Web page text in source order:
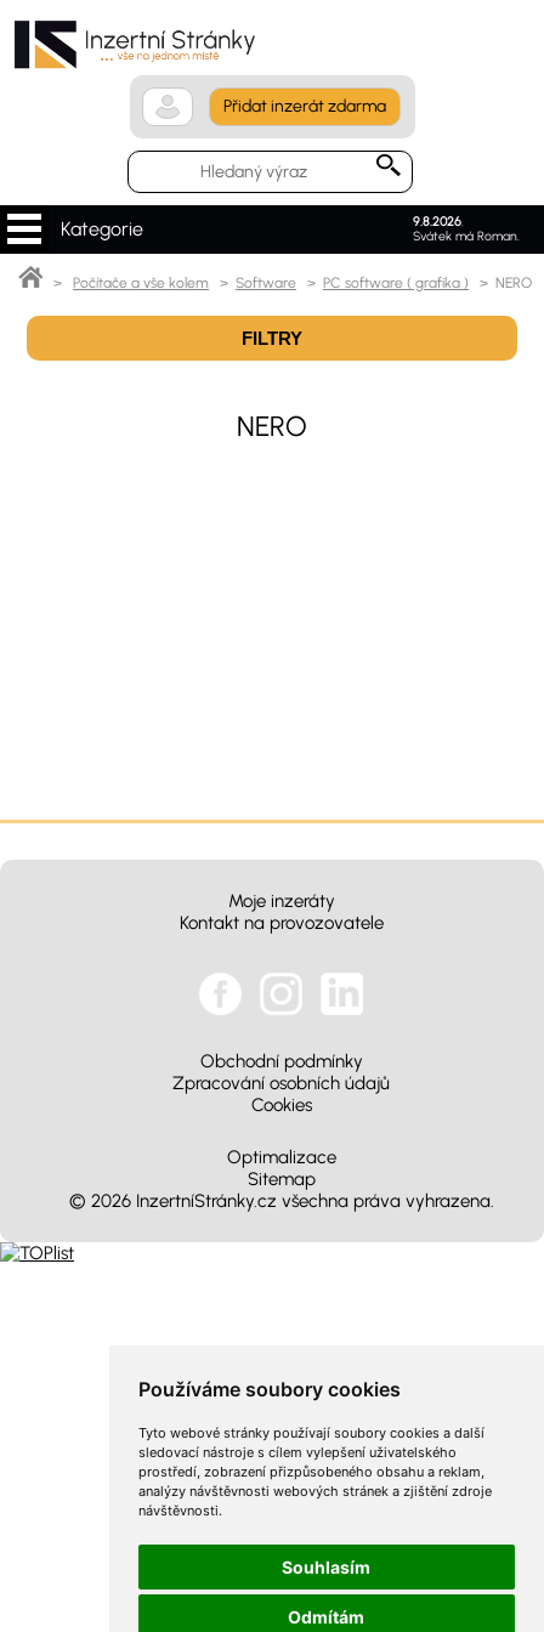
Používáme soubory cookies
Tyto webové stránky používají soubory cookies a další
sledovací nástroje s cílem vylepšení uživatelského
prostředí, zobrazení přizpůsobeného obsahu a reklam,
analýzy návštěvnosti webových stránek a zjištění zdroje
návštěvnosti.
Souhlasím
Odmítám
Přidat inzerát zdarma
9.8.2026.
Svátek má Roman.
Kategorie
> Počítače a vše kolem > Software > PC software ( grafika ) > NERO
FILTRY
NERO
Moje inzeráty
Kontakt na provozovatele
Obchodní podmínky
Zpracování osobních údajů
Cookies
Optimalizace
Sitemap
© 2026 InzertníStránky.cz všechna práva vyhrazena.